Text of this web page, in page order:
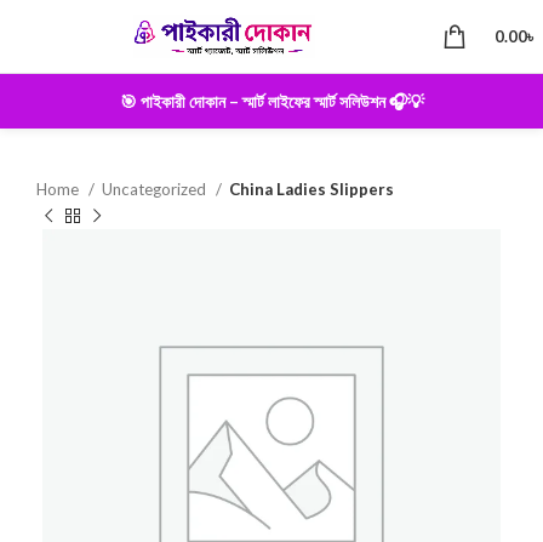
0.00৳
🎯 পাইকারী দোকান – স্মার্ট লাইফের স্মার্ট সলিউশন 🎧💡
Home Uncategorized China Ladies Slippers